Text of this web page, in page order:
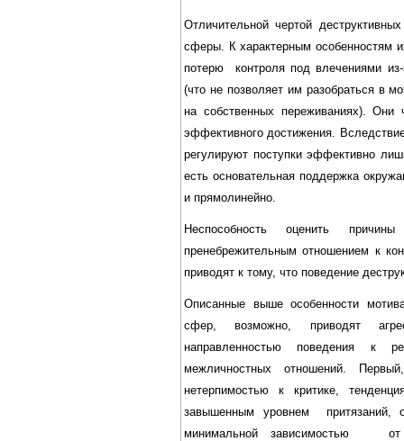
Отличительной чертой
сферы. К характерным особенностям
потерю контроля под влечениями
(что не позволяет им разобраться в
на собственных переживаниях).
эффективного достижения.
регулируют поступки эффективно
есть основательная поддержка
и прямолинейно.
Неспособность оценить
пренебрежительным отношением к
приводят к тому, что поведение
Описанные выше особенности
сфер, возможно, приводят
направленностью поведения к
межличностных отношений.
нетерпимостью к критике,
завышенным уровнем притязаний,
минимальной зависимостью от